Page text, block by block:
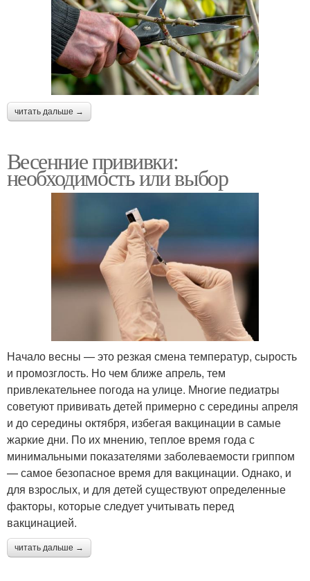
читать дальше →
Весенние прививки:
необходимость или выбор
Начало весны — это резкая смена температур, сырость
и промозглость. Но чем ближе апрель, тем
привлекательнее погода на улице. Многие педиатры
советуют прививать детей примерно с середины апреля
и до середины октября, избегая вакцинации в самые
жаркие дни. По их мнению, теплое время года с
минимальными показателями заболеваемости гриппом
— самое безопасное время для вакцинации. Однако, и
для взрослых, и для детей существуют определенные
факторы, которые следует учитывать перед
вакцинацией.
читать дальше →